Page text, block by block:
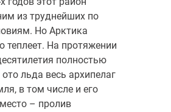
из труднейших по
Но Арктика
теплеет. На протяжении
полностью
льда весь архипелаг
в том числе и его
– пролив